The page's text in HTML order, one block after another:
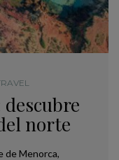
descubre
norte
de Menorca,